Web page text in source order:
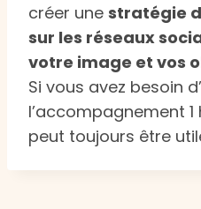
créer une stratégie
sur les réseaux
votre image et vos
Si vous avez besoin
l’accompagnement
peut toujours être